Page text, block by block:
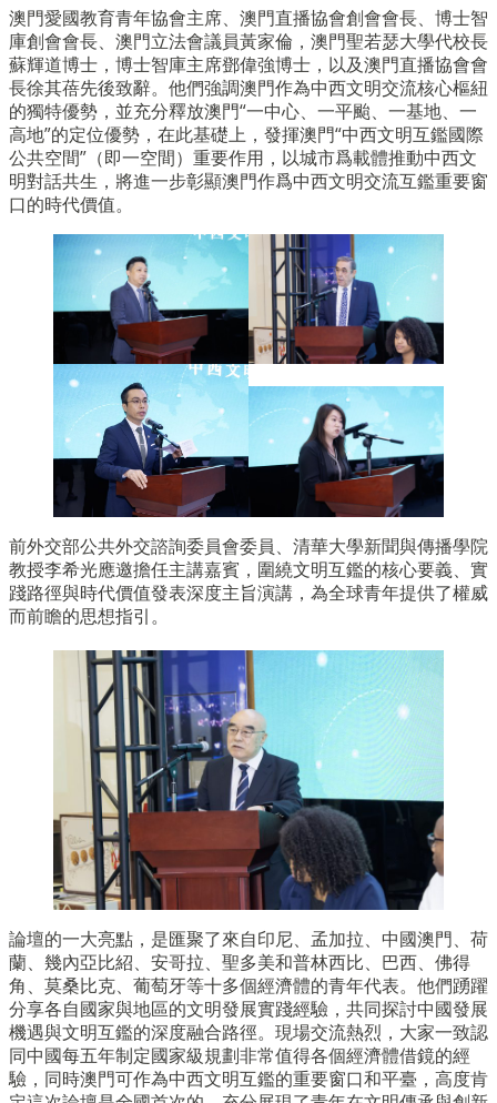
澳門愛國教育青年協會主席、澳門直播協會創會會長、博士智
庫創會會長、澳門立法會議員黃家倫，澳門聖若瑟大學代校長
蘇輝道博士，博士智庫主席鄧偉強博士，以及澳門直播協會會
長徐其蓓先後致辭。他們強調澳門作為中西文明交流核心樞紐
的獨特優勢，並充分釋放澳門“一中心、一平颱、一基地、一
高地”的定位優勢，在此基礎上，發揮澳門“中西文明互鑑國際
公共空間”（即一空間）重要作用，以城市爲載體推動中西文
明對話共生，將進一步彰顯澳門作爲中西文明交流互鑑重要窗
口的時代價值。
前外交部公共外交諮詢委員會委員、清華大學新聞與傳播學院
教授李希光應邀擔任主講嘉賓，圍繞文明互鑑的核心要義、實
踐路徑與時代價值發表深度主旨演講，為全球青年提供了權威
而前瞻的思想指引。
論壇的一大亮點，是匯聚了來自印尼、孟加拉、中國澳門、荷
蘭、幾內亞比紹、安哥拉、聖多美和普林西比、巴西、佛得
角、莫桑比克、葡萄牙等十多個經濟體的青年代表。他們踴躍
分享各自國家與地區的文明發展實踐經驗，共同探討中國發展
機遇與文明互鑑的深度融合路徑。現場交流熱烈，大家一致認
同中國每五年制定國家級規劃非常值得各個經濟體借鏡的經
驗，同時澳門可作為中西文明互鑑的重要窗口和平臺，高度肯